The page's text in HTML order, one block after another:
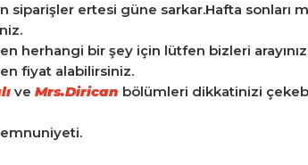
siparişler ertesi güne sarkar.Hafta sonları
herhangi bir şey için lütfen bizleri
fiyat alabilirsiniz.
ve Mrs.Dirican bölümleri dikkatinizi